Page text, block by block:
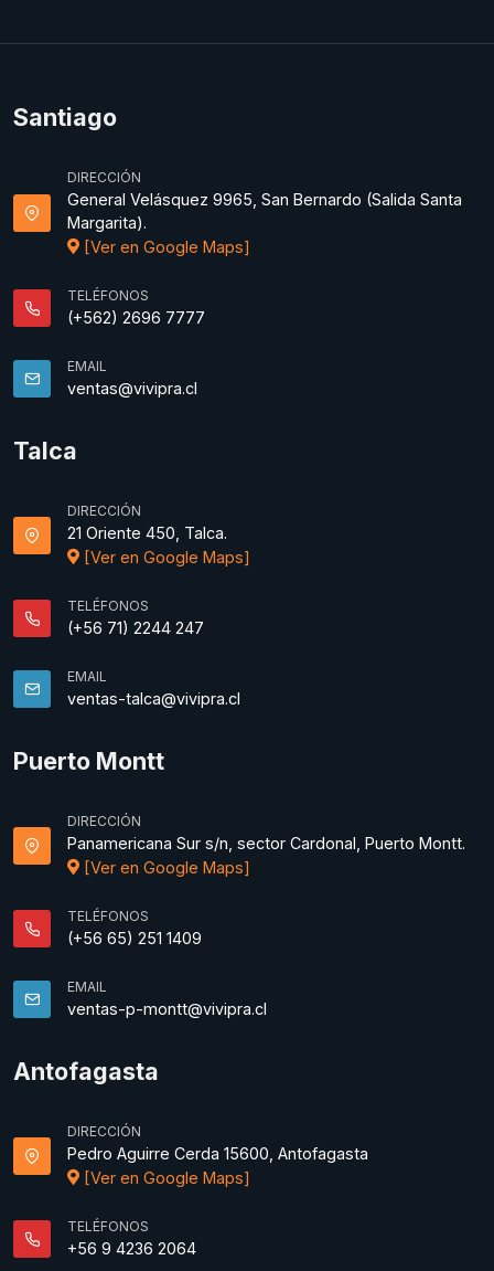
Santiago
DIRECCIÓN
General Velásquez 9965, San Bernardo (Salida Santa
Margarita).
[Ver en Google Maps]
TELÉFONOS
(+562) 2696 7777
EMAIL
ventas@vivipra.cl
Talca
DIRECCIÓN
21 Oriente 450, Talca.
[Ver en Google Maps]
TELÉFONOS
(+56 71) 2244 247
EMAIL
ventas-talca@vivipra.cl
Puerto Montt
DIRECCIÓN
Panamericana Sur s/n, sector Cardonal, Puerto Montt.
[Ver en Google Maps]
TELÉFONOS
(+56 65) 251 1409
EMAIL
ventas-p-montt@vivipra.cl
Antofagasta
DIRECCIÓN
Pedro Aguirre Cerda 15600, Antofagasta
[Ver en Google Maps]
TELÉFONOS
+56 9 4236 2064